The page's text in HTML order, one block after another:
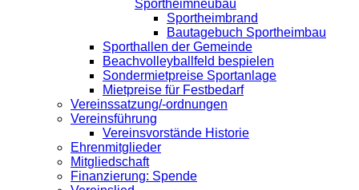
Sportheimneubau
Sportheimbrand
Bautagebuch Sportheimbau
Sporthallen der Gemeinde
Beachvolleyballfeld bespielen
Sondermietpreise Sportanlage
Mietpreise für Festbedarf
Vereinssatzung/-ordnungen
Vereinsführung
Vereinsvorstände Historie
Ehrenmitglieder
Mitgliedschaft
Finanzierung: Spende